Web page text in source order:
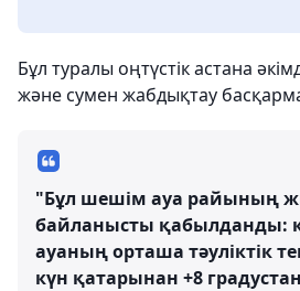
Бұл туралы оңтүстік астана
және сумен жабдықтау
"Бұл шешім ауа райының
байланысты қабылданды:
ауаның орташа тәуліктік
күн қатарынан +8